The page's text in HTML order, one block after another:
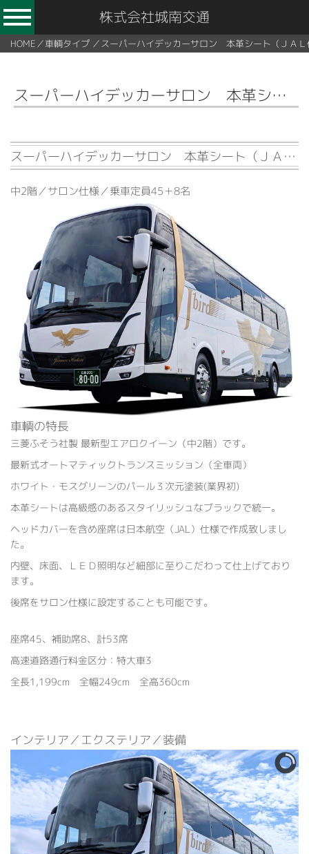
株式会社城南交通
HOME／車輌タイプ ／スーパーハイデッカーサロン 本革シート（ＪＡ
スーパーハイデッカーサロン 本革シート（ＪＡＬ仕様） 【53名乗り】
スーパーハイデッカーサロン 本革シート（ＪＡＬ仕様） 【53名乗り】
中2階／サロン仕様／乗車定員45＋8名
車輌の特長
三菱ふそう社製 最新型エアロクイーン（中2階）です。
最新式オートマティックトランスミッション（全車両）
ホワイト・モスグリーンのパール３次元塗装(業界初)
本革シートは高級感のあるスタイリッシュなブラックで統一。
ヘッドカバーを含め座席は日本航空（JAL）仕様で作成致しまし
た。
内壁、床面、ＬＥＤ照明など細部に至りこだわって仕上げており
ます。
後席をサロン仕様に設定することも可能です。
座席45、補助席8、計53席
高速道路通行料金区分：特大車3
全長1,199cm 全幅249cm 全高360cm
インテリア／エクステリア／装備